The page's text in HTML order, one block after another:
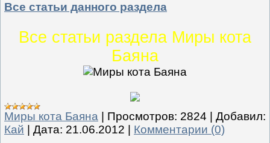
Все статьи данного раздела
Все статьи раздела Миры кота
Баяна
Миры кота Баяна Просмотров: 2824
Добавил:
Кай
Дата: 21.06.2012 Комментарии (0)